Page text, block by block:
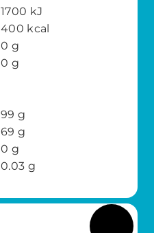
1700 kJ
400 kcal
0 g
0 g
99 g
69 g
0 g
0.03 g